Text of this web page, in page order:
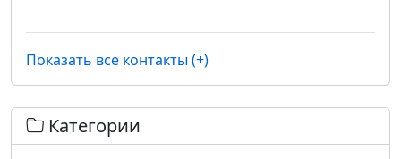
Показать все контакты (+)
Категории